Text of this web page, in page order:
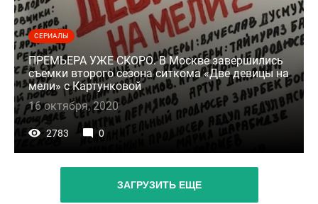
СЕРИАЛЫ
ПРЕМЬЕРА УЖЕ СКОРО. В Москве завершились
съемки второго сезона ситкома «Две девицы на
мели» с Картунковой
16 октября, 2020
2783 0
ЗАГРУЗИТЬ ЕЩЕ